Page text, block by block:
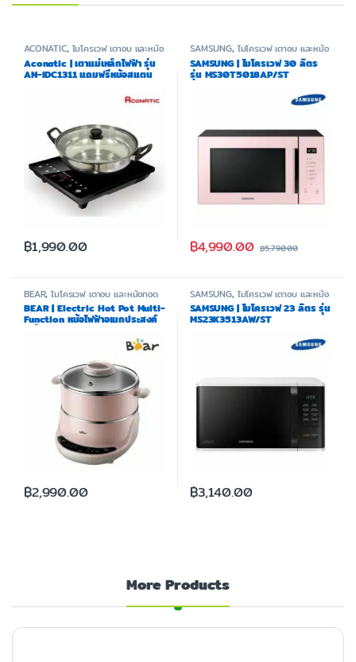
More Products
ACONATIC, ไมโครเวฟ เตาอบ และหม้อ
ทอด
Aconatic | เตาแม่เหล็กไฟฟ้า รุ่น
AN-IDC1311 แถมฟรีหม้อสแตน
฿1,990.00
SAMSUNG, ไมโครเวฟ เตาอบ และหม้อ
ทอด
SAMSUNG | ไมโครเวฟ 30 ลิตร
รุ่น MS30T5018AP/ST
฿4,990.00 ฿5,790.00
BEAR,ไมโครเวฟ เตาอบ และหม้อทอด
BEAR | Electric Hot Pot Multi-
Function หม้อไฟฟ้าอเนกประสงค์
฿2,990.00
SAMSUNG, ไมโครเวฟ เตาอบ และหม้อ
ทอด
SAMSUNG | ไมโครเวฟ 23 ลิตร รุ่น
MS23K3513AW/ST
฿3,140.00